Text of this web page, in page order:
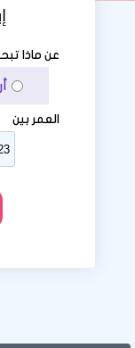
عن ماذا
العمر بين